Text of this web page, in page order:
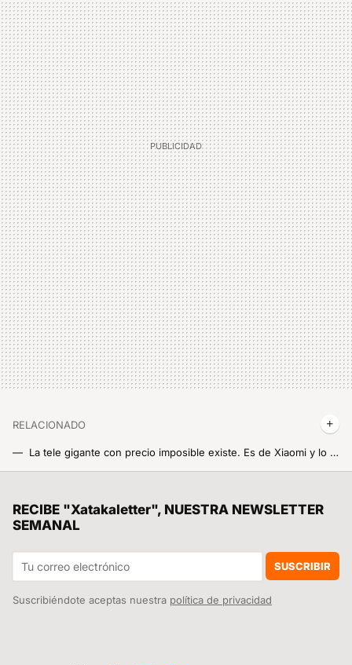
RELACIONADO
La tele gigante con precio imposible existe. Es de Xiaomi y lo tiene todo para convertirse en tu próximo cine en casa
Xiaomi quiere que el POCO Launcher sea un auténtico cohete. Ha vuelto a actualizarlo con un montón de mejoras y te enseñamos cómo lo puedes instalar
RECIBE "Xatakaletter", NUESTRA NEWSLETTER
SEMANAL
SUSCRIBIR
Suscribiéndote aceptas nuestra política de privacidad